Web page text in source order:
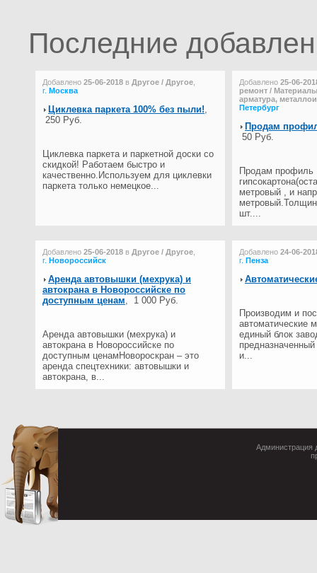
Последние
Добавлено 25-06-2018 в Другое / Другое
г. Москва
Циклевка паркета 100% без пыли!,
250 Руб.
Циклевка паркета и паркетной доски со
скидкой! Работаем быстро и
качественно.Используем для циклевки
паркета только немецкое...
Добавлено 25-06-
ремонт /
арматура,
Петербург
Продам
50 Руб.
Продам
метровый , и
шт....
Добавлено 25-06-2018 в Другое / Другое
г. Новороссийск
Аренда автовышки (мехрука) и
автокрана в Новороссийске по
доступным ценам, 1 000 Руб.
Аренда автовышки (мехрука) и
автокрана в Новороссийске по
доступным ценамНовороскран – это
аренда спецтехники: автовышки и
автокрана, в...
Добавлено 24-06-
г. Пенза
Производим и
автоматические
единый блок
и...
Администрация